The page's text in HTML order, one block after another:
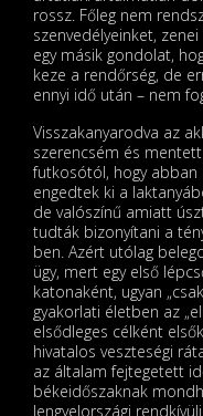
rossz. Főleg nem
szenvedélyeinket,
egy másik gondolat,
keze a rendőrség, de
ennyi idő után – nem
Visszakanyarodva az
szerencsém és
futkosótól, hogy
engedtek ki a
de valószínű amiatt
tudták bizonyítani a
ben. Azért utólag
ügy, mert egy első
katonaként, ugyan
gyakorlati életben az
elsődleges célként
hivatalos veszteségi
az általam fejtegetett
békeidőszaknak
lengyelországi